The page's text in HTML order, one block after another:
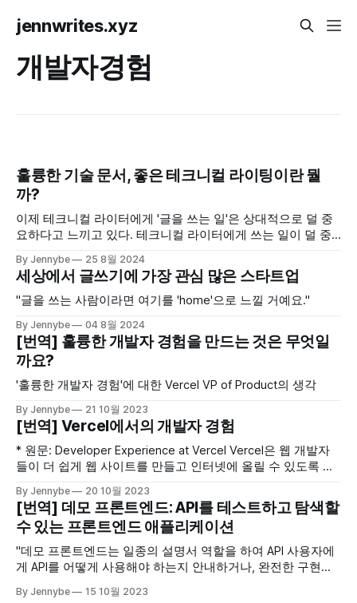
jennwrites.xyz
개발자경험
훌륭한 기술 문서, 좋은 테크니컬 라이팅이란 뭘
까?
이제 테크니컬 라이터에게 '글을 쓰는 일'은 상대적으로 덜 중
요하다고 느끼고 있다. 테크니컬 라이터에게 쓰는 일이 덜 중
얻고, 문서를 읽고 쓰는 경험이 바뀐다면 고민해야 하는 부분
도 바뀔 수 있다.
By Jennybe 25 8월 2024
세상에서 글쓰기에 가장 관심 많은 스타트업
"글을 쓰는 사람이라면 여기를 'home'으로 느낄 거예요."
By Jennybe 04 8월 2024
[번역] 훌륭한 개발자 경험을 만드는 것은 무엇일
까요?
'훌륭한 개발자 경험'에 대한 Vercel VP of Product의 생각
By Jennybe 21 10월 2023
[번역] Vercel에서의 개발자 경험
* 원문: Developer Experience at Vercel Vercel은 웹 개발자
들이 더 쉽게 웹 사이트를 만들고 인터넷에 올릴 수 있도록 돕
며, 많은 개발자 및 기업이 Vercel을 웹 프로젝트를 배포하고
호스팅하기 위한 주요 플랫폼으로 선택하고 있습니다. 개발자
는 생산성을 높이고 싶지만 도구의 복잡성으로 인해 속도가 느
려지는 경우가 많습니다.
By Jennybe 20 10월 2023
[번역] 데모 프론트엔드: API를 테스트하고 탐색할
수 있는 프론트엔드 애플리케이션
"데모 프론트엔드는 일종의 설명서 역할을 하여 API 사용자에
게 API를 어떻게 사용해야 하는지 안내하거나, 완전한 구현을
By Jennybe 15 10월 2023